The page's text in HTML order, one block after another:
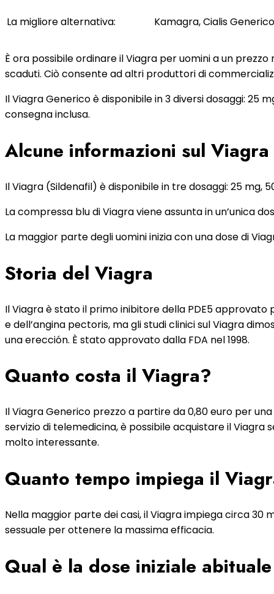
La migliore alternativa: Kamagra, Cialis Generico
È ora possibile ordinare il Viagra per uomini a un
scaduti. Ciò consente ad altri produttori di
Il Viagra Generico è disponibile in 3 diversi dosaggi: 25
consegna inclusa.
Alcune informazioni sul Viagra
Il Viagra (Sildenafil) è disponibile in tre dosaggi: 25 mg,
La compressa blu di Viagra viene assunta in un’unica
La maggior parte degli uomini inizia con una dose di
Storia del Viagra
Il Viagra è stato il primo inibitore della PDE5
e dell’angina pectoris, ma gli studi clinici sul Viagra
una erección. È stato approvato dalla FDA nel 1998.
Quanto costa il Viagra?
Il Viagra Generico prezzo a partire da 0,80 euro per
servizio di telemedicina, è possibile acquistare il Viagra
molto interessante.
Quanto tempo impiega il
Nella maggior parte dei casi, il Viagra impiega circa
sessuale per ottenere la massima efficacia.
Qual è la dose iniziale